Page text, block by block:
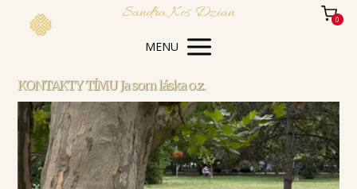
Sandra Kos Dzian 0
MENU
KONTAKTY TÍMU Ja som láska o.z.